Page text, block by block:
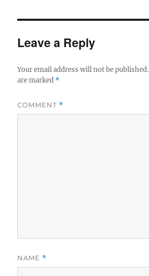
Leave a Reply
Your email address will not be published.
are marked *
COMMENT *
NAME *